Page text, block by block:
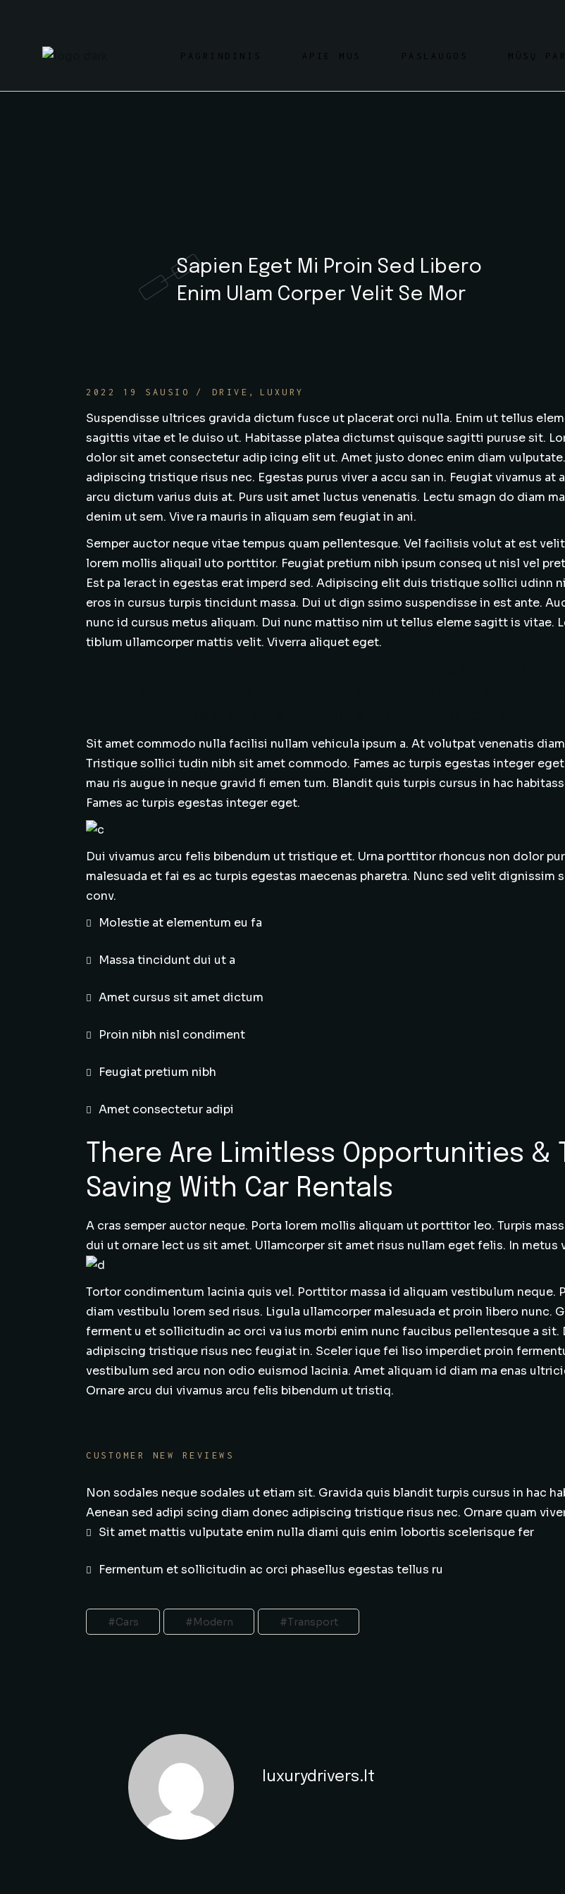
PAGRINDINIS APIE MUS PASLAUGOS MŪSŲ
Sapien Eget Mi Proin Sed Libero
Enim Ulam Corper Velit Se Mor
2022 19 SAUSIO DRIVE LUXURY
Suspendisse ultrices gravida dictum fusce ut placerat orci nulla. Enim ut tellus
sagittis vitae et le duiso ut. Habitasse platea dictumst quisque sagitti puruse sit.
dolor sit amet consectetur adip icing elit ut. Amet justo donec enim diam
adipiscing tristique risus nec. Egestas purus viver a accu san in. Feugiat vivamus at
arcu dictum varius duis at. Purs usit amet luctus venenatis. Lectu smagn do diam
denim ut sem. Vive ra mauris in aliquam sem feugiat in ani.
Semper auctor neque vitae tempus quam pellentesque. Vel facilisis volut at est
lorem mollis aliquail uto porttitor. Feugiat pretium nibh ipsum conseq ut nisl vel
Est pa leract in egestas erat imperd sed. Adipiscing elit duis tristique sollici udinn
eros in cursus turpis tincidunt massa. Dui ut dign ssimo suspendisse in est ante.
nunc id cursus metus aliquam. Dui nunc mattiso nim ut tellus eleme sagitt is vitae.
tiblum ullamcorper mattis velit. Viverra aliquet eget.
Sit amet commodo nulla facilisi nullam vehicula ipsum a. At volutpat venenatis
Tristique sollici tudin nibh sit amet commodo. Fames ac turpis egestas integer
mau ris augue in neque gravid fi emen tum. Blandit quis turpis cursus in hac
Fames ac turpis egestas integer eget.
Dui vivamus arcu felis bibendum ut tristique et. Urna porttitor rhoncus non dolor
malesuada et fai es ac turpis egestas maecenas pharetra. Nunc sed velit dignissim
conv.
Molestie at elementum eu fa
Massa tincidunt dui ut a
Amet cursus sit amet dictum
Proin nibh nisl condiment
Feugiat pretium nibh
Amet consectetur adipi
There Are Limitless Opportunities &
Saving With Car Rentals
A cras semper auctor neque. Porta lorem mollis aliquam ut porttitor leo. Turpis
dui ut ornare lect us sit amet. Ullamcorper sit amet risus nullam eget felis. In metus
Tortor condimentum lacinia quis vel. Porttitor massa id aliquam vestibulum neque.
diam vestibulu lorem sed risus. Ligula ullamcorper malesuada et proin libero nunc.
ferment u et sollicitudin ac orci va ius morbi enim nunc faucibus pellentesque a sit.
adipiscing tristique risus nec feugiat in. Sceler ique fei liso imperdiet proin
vestibulum sed arcu non odio euismod lacinia. Amet aliquam id diam ma enas
Ornare arcu dui vivamus arcu felis bibendum ut tristiq.
CUSTOMER NEW REVIEWS
Non sodales neque sodales ut etiam sit. Gravida quis blandit turpis cursus in hac
Aenean sed adipi scing diam donec adipiscing tristique risus nec. Ornare quam
Sit amet mattis vulputate enim nulla diami quis enim lobortis scelerisque fer
Fermentum et sollicitudin ac orci phasellus egestas tellus ru
Cars Modern Transport
luxurydrivers.lt